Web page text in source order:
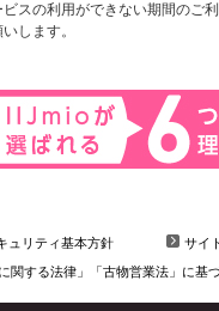
スの利用ができない期間のご
します。
ュリティ基本方針
サイ
関する法律」「古物営業法」に基